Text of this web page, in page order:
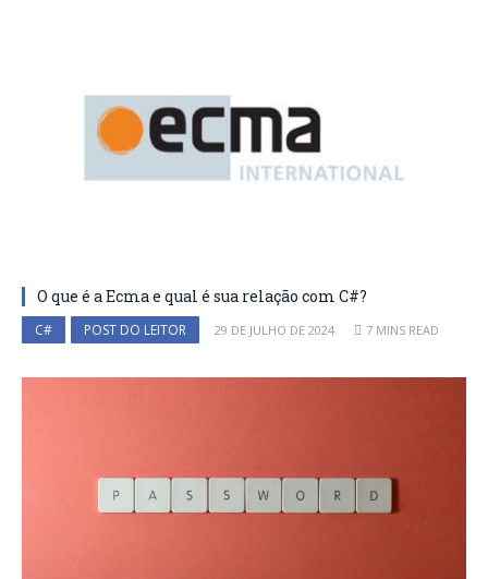
O que é a Ecma e qual é sua relação com C#?
C# POST DO LEITOR 29 DE JULHO DE 2024 7 MINS READ